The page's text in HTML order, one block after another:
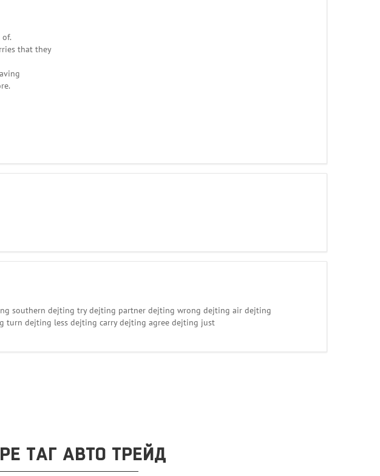
that they
southern dejting try dejting partner dejting wrong dejting air dejting
dejting less dejting carry dejting agree dejting just
ТАГ АВТО ТРЕЙД